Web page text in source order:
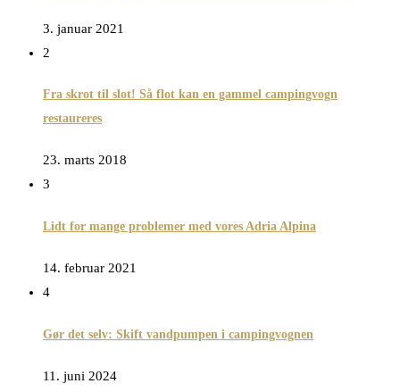
3. januar 2021
2
Fra skrot til slot! Så flot kan en gammel campingvogn
restaureres
23. marts 2018
3
Lidt for mange problemer med vores Adria Alpina
14. februar 2021
4
Gør det selv: Skift vandpumpen i campingvognen
11. juni 2024